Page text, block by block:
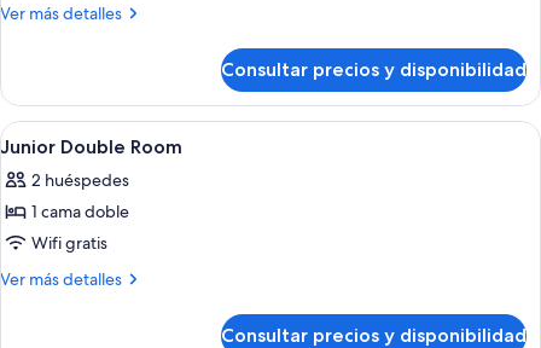
Ver más detalles
Más
(2)
Consultar precios y disponibilidad
Abrir
todas
las
fotos
de
Junior
Habitación de hotel con cama, dos
5
Junior Double Room
2 huéspedes
1 cama doble
Wifi gratis
Ver más detalles
Más
Consultar precios y disponibilidad